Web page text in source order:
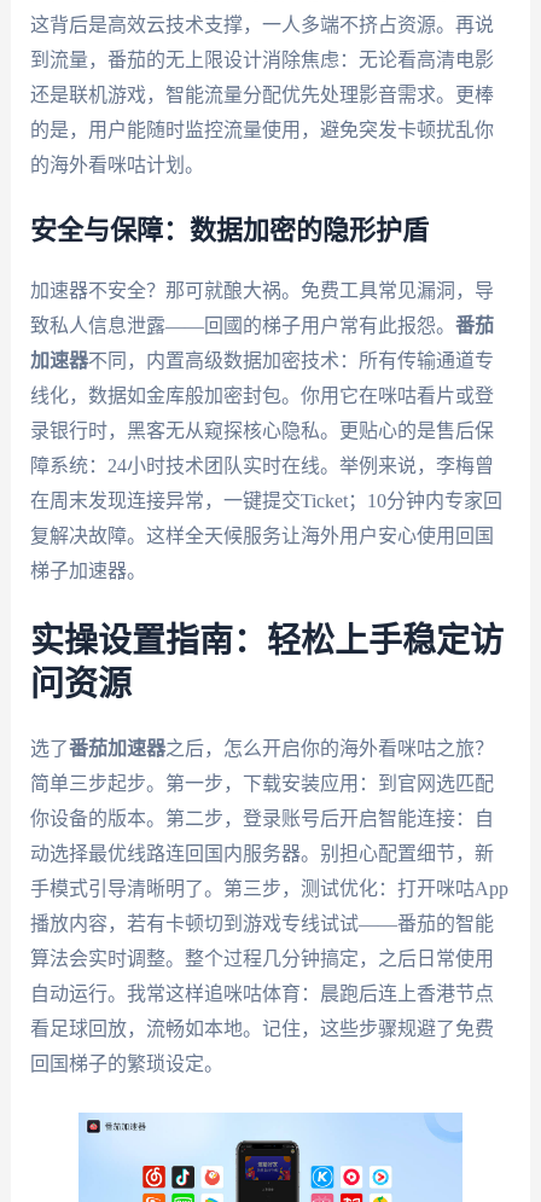
这背后是高效云技术支撑，一人多端不挤占资源。再说
到流量，番茄的无上限设计消除焦虑：无论看高清电影
还是联机游戏，智能流量分配优先处理影音需求。更棒
的是，用户能随时监控流量使用，避免突发卡顿扰乱你
的海外看咪咕计划。
安全与保障：数据加密的隐形护盾
加速器不安全？那可就酿大祸。免费工具常见漏洞，导
致私人信息泄露——回國的梯子用户常有此报怨。 番茄
加速器不同，内置高级数据加密技术：所有传输通道专
线化，数据如金库般加密封包。你用它在咪咕看片或登
录银行时，黑客无从窥探核心隐私。更贴心的是售后保
障系统：24小时技术团队实时在线。举例来说，李梅曾
在周末发现连接异常，一键提交Ticket；10分钟内专家回
复解决故障。这样全天候服务让海外用户安心使用回国
梯子加速器。
实操设置指南：轻松上手稳定访
问资源
选了番茄加速器之后，怎么开启你的海外看咪咕之旅？
简单三步起步。第一步，下载安装应用：到官网选匹配
你设备的版本。第二步，登录账号后开启智能连接：自
动选择最优线路连回国内服务器。别担心配置细节，新
手模式引导清晰明了。第三步，测试优化：打开咪咕App
播放内容，若有卡顿切到游戏专线试试——番茄的智能
算法会实时调整。整个过程几分钟搞定，之后日常使用
自动运行。我常这样追咪咕体育：晨跑后连上香港节点
看足球回放，流畅如本地。记住，这些步骤规避了免费
回国梯子的繁琐设定。